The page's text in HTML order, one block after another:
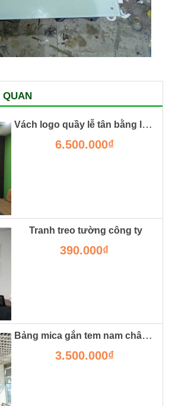
Vách logo quầy lễ tân bằng lam gỗ kết hợp vân đá
6.500.000₫
Tranh treo tường công ty
390.000₫
Bảng mica gắn tem nam châm từ treo tường
3.500.000₫